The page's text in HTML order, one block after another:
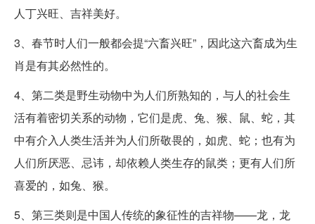
人丁兴旺、吉祥美好。
3、春节时人们一般都会提“六畜兴旺”，因此这六畜成为生
肖是有其必然性的。
4、第二类是野生动物中为人们所熟知的，与人的社会生
活有着密切关系的动物，它们是虎、兔、猴、鼠、蛇，其
中有介入人类生活并为人们所敬畏的，如虎、蛇；也有为
人们所厌恶、忌讳，却依赖人类生存的鼠类；更有人们所
喜爱的，如兔、猴。
5、第三类则是中国人传统的象征性的吉祥物——龙，龙